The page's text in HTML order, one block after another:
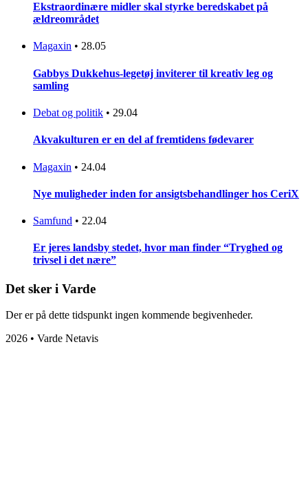
Ekstraordinære midler skal styrke beredskabet på
ældreområdet
Magaxin • 28.05
Gabbys Dukkehus-legetøj inviterer til kreativ leg og
samling
Debat og politik • 29.04
Akvakulturen er en del af fremtidens fødevarer
Magaxin • 24.04
Nye muligheder inden for ansigtsbehandlinger hos CeriX
Samfund • 22.04
Er jeres landsby stedet, hvor man finder “Tryghed og
trivsel i det nære”
Det sker i Varde
Der er på dette tidspunkt ingen kommende begivenheder.
2026 • Varde Netavis